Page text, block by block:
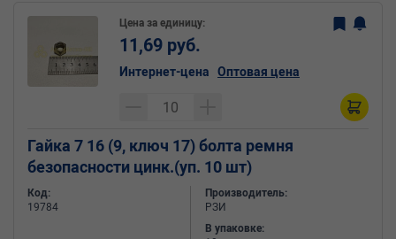
Гайка 7 16 (9, ключ 17) болта ремня
безопасности цинк.(уп. 10 шт)
Код:
19784
Производитель:
РЗИ
В упаковке:
Цена за единицу:
11,69 руб.
Интернет-цена Оптовая цена